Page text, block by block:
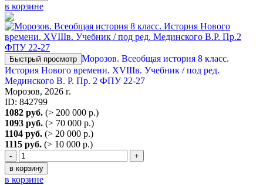
в корзине
Быстрый просмотр Морозов. Всеобщая история 8 класс.
История Нового времени. XVIIIв. Учебник / под ред.
Мединского В. Р. Пр. 2 ФПУ 22-27
Морозов, 2026 г.
ID: 842799
1082 руб. (> 200 000 р.)
1093 руб. (> 70 000 р.)
1104 руб. (> 20 000 р.)
1115 руб. (> 10 000 р.)
-
+
в корзину
в корзине